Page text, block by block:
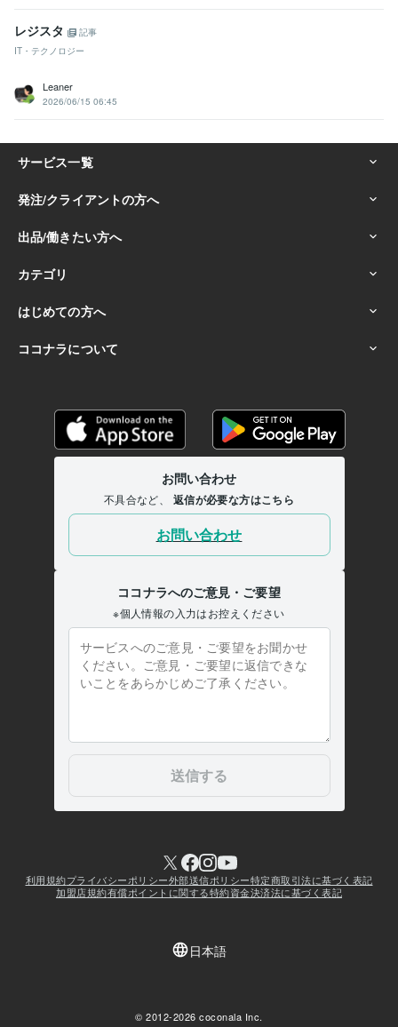
レジスタ
記事
IT・テクノロジー
Leaner
2026/06/15 06:45